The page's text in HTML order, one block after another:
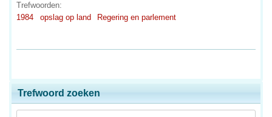
Trefwoorden:
1984
opslag op land Regering en parlement
Trefwoord zoeken